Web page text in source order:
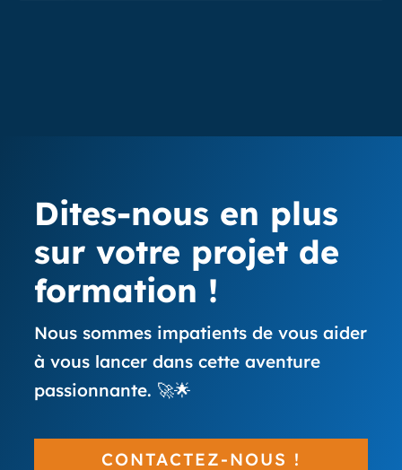
Dites-nous en plus
sur votre projet de
formation !
Nous sommes impatients de vous aider
à vous lancer dans cette aventure
passionnante. 🚀🌟
CONTACTEZ-NOUS !